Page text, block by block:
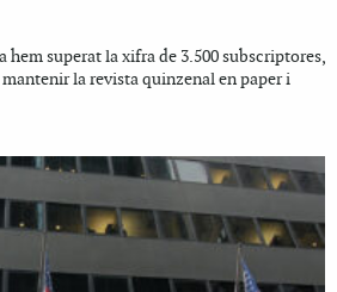
hem superat la xifra de 3.500 subscriptores,
la revista quinzenal en paper i